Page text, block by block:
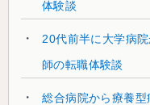
体験談
20代前半に大学病
師の転職体験談
総合病院から療養